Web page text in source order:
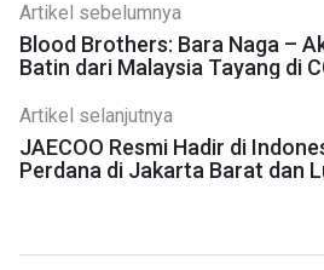
Artikel sebelumnya
Blood Brothers: Bara Naga –
Batin dari Malaysia Tayang di
Artikel selanjutnya
JAECOO Resmi Hadir di
Perdana di Jakarta Barat dan